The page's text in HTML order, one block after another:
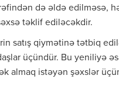
də əldə edilməsə,
təklif ediləcəkdir.
satış qiymətinə tətbiq
üçündür. Bu yeniliyə
almaq istəyən şəxslər üçün